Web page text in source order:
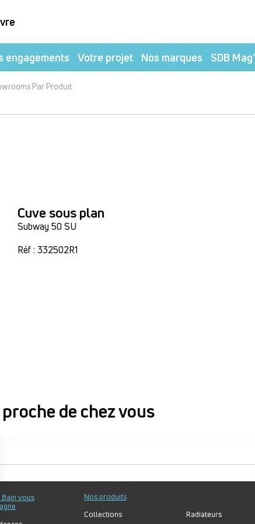
engagements Votre projet Nos marques SDB Mag'
Par Produit
Cuve sous plan
Subway 50 SU
Réf : 332502R1
de chez vous
de chez vous
Bain vous
Nos produits
Collections
Radiateurs